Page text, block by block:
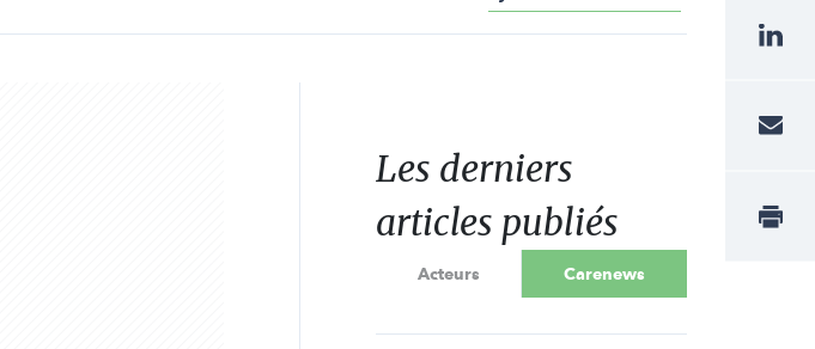
Les derniers
articles publiés
Acteurs Carenews